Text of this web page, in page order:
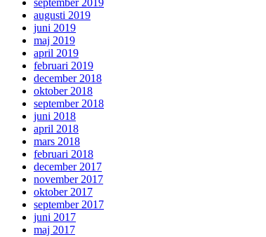
september 2019
augusti 2019
juni 2019
maj 2019
april 2019
februari 2019
december 2018
oktober 2018
september 2018
juni 2018
april 2018
mars 2018
februari 2018
december 2017
november 2017
oktober 2017
september 2017
juni 2017
maj 2017